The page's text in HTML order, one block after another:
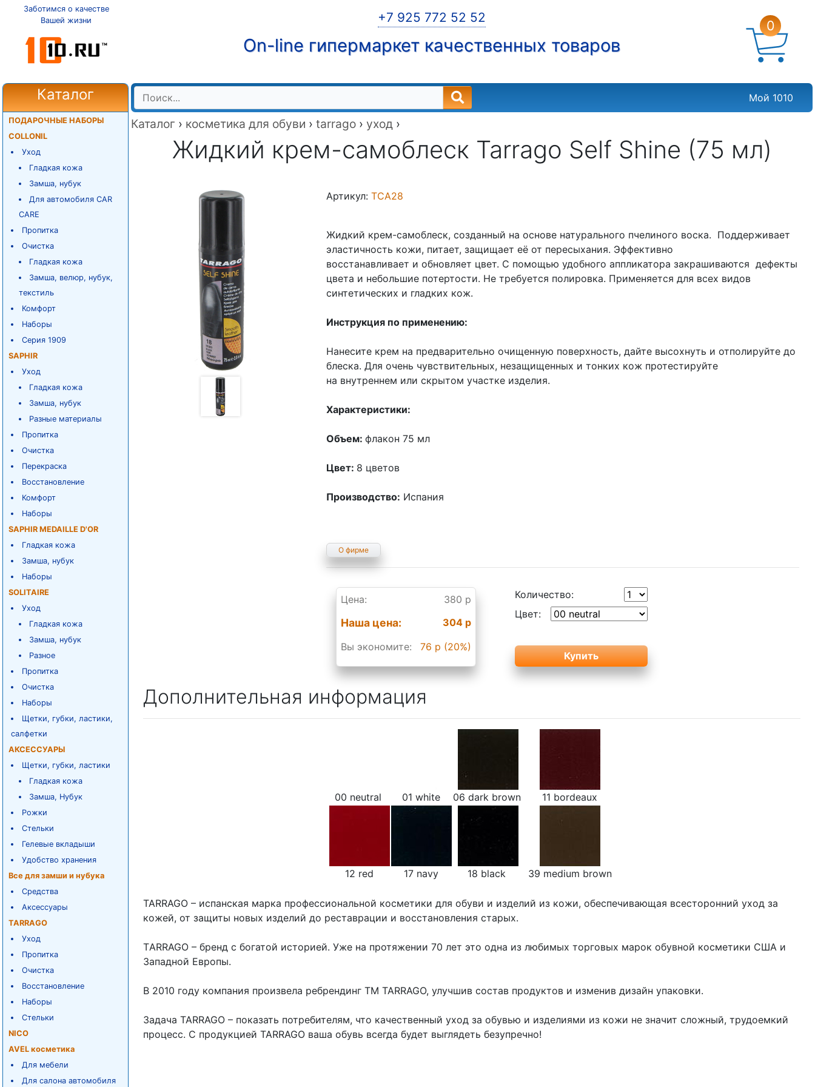
Заботимся о качестве
Вашей жизни
+7 925 772 52 52
On-line гипермаркет качественных товаров
0
Каталог
ПОДАРОЧНЫЕ НАБОРЫ
COLLONIL
Уход
Гладкая кожа
Замша, нубук
Для автомобиля CAR
CARE
Пропитка
Очистка
Гладкая кожа
Замша, велюр, нубук,
текстиль
Комфорт
Наборы
Серия 1909
SAPHIR
Уход
Гладкая кожа
Замша, нубук
Разные материалы
Пропитка
Очистка
Перекраска
Восстановление
Комфорт
Наборы
SAPHIR MEDAILLE D'OR
Гладкая кожа
Замша, нубук
Наборы
SOLITAIRE
Уход
Гладкая кожа
Замша, нубук
Разное
Пропитка
Очистка
Наборы
Щетки, губки, ластики,
салфетки
АКСЕССУАРЫ
Щетки, губки, ластики
Гладкая кожа
Замша, Нубук
Рожки
Стельки
Гелевые вкладыши
Удобство хранения
Все для замши и нубука
Средства
Аксессуары
TARRAGO
Уход
Пропитка
Очистка
Восстановление
Наборы
Стельки
NICO
AVEL косметика
Для мебели
Для салона автомобиля
Мой 1010
Каталог › косметика для обуви › tarrago › уход ›
Жидкий крем-самоблеск Tarrago Self Shine (75 мл)
Артикул:TCA28
Жидкий крем-самоблеск, созданный на основе натурального пчелиного воска. Поддерживает
эластичность кожи, питает, защищает её от пересыхания. Эффективно
восстанавливает и обновляет цвет. С помощью удобного аппликатора закрашиваются дефекты
цвета и небольшие потертости. Не требуется полировка. Применяется для всех видов
синтетических и гладких кож.
Инструкция по применению:
Нанесите крем на предварительно очищенную поверхность, дайте высохнуть и отполируйте до
блеска. Для очень чувствительных, незащищенных и тонких кож протестируйте
на внутреннем или скрытом участке изделия.
Характеристики:
Объем:флакон 75 мл
Цвет: 8 цветов
Производство: Испания
О фирме
Цена: 380 р
Наша цена:
304 р
Вы экономите:
76 р (20%)
Количество:
Цвет:
Дополнительная информация
00 neutral 01 white 06 dark brown 11 bordeaux
12 red 17 navy 18 black 39 medium brown
TARRAGO – испанская марка профессиональной косметики для обуви и изделий из кожи, обеспечивающая всесторонний уход за
кожей, от защиты новых изделий до реставрации и восстановления старых.
ТARRAGO – бренд с богатой историей. Уже на протяжении 70 лет это одна из любимых торговых марок обувной косметики США и
Западной Европы.
В 2010 году компания произвела ребрендинг ТМ TARRAGO, улучшив состав продуктов и изменив дизайн упаковки.
Задача TARRAGO – показать потребителям, что качественный уход за обувью и изделиями из кожи не значит сложный, трудоемкий
процесс. С продукцией TARRAGO ваша обувь всегда будет выглядеть безупречно!